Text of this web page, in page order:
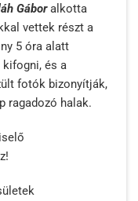
Gáboralkotta
vettek részt a
5 óra alatt
kifogni, és a
fotók bizonyítják,
ragadozó halak.